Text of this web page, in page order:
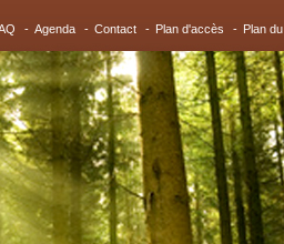
- Agenda - Contact - Plan d'accès - Plan